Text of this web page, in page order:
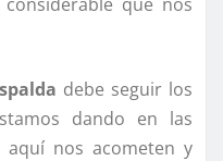
debe seguir los
dando en las
aquí nos acometen y